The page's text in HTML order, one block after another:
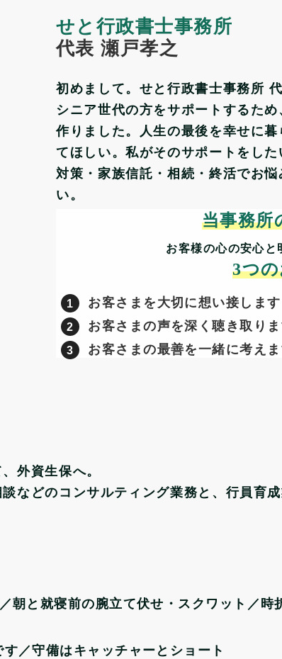
せと行政書士事務所
代表 瀬戸孝之
初めまして。せと行政書士事務所
シニア世代の方をサポートするた
作りました。人生の最後を幸せに
てほしい。私がそのサポートをし
対策・家族信託・相続・終活でお
い。
当事務所
お客様の心の安心と
3つ
お客さまを大切に想い接します
お客さまの声を深く聴き取り
お客さまの最善を一緒に考え
外資生保へ。
などのコンサルティング業務と、行員育成
朝と就寝前の腕立て伏せ・スクワット／
／守備はキャッチャーとショート